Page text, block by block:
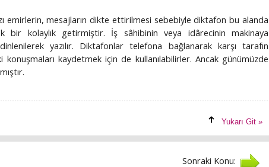
emirlerin, mesajların dikte ettirilmesi sebebiyle diktafon bu alanda
bir kolaylık getirmiştir. İş sâhibinin veya idârecinin makinaya
yazılır. Diktafonlar telefona bağlanarak karşı tarafın
konuşmaları kaydetmek için de kullanılabilirler. Ancak günümüzde
Yukarı Git »
Sonraki Konu: